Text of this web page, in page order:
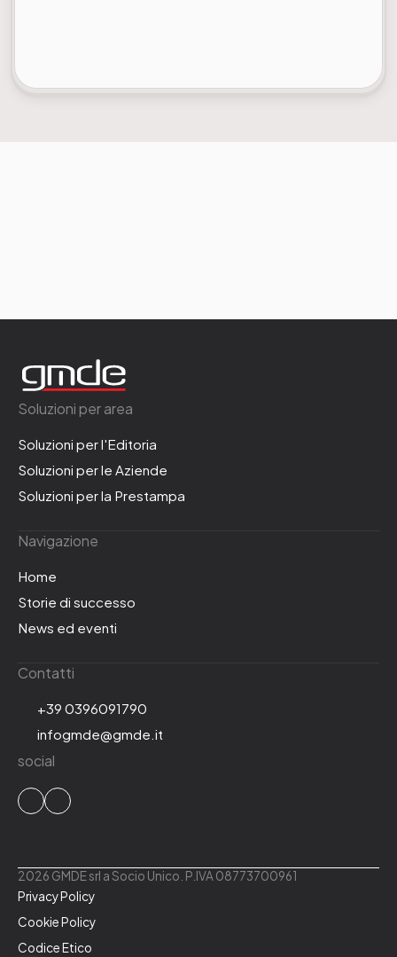
Soluzioni per area
Soluzioni per l'Editoria
Soluzioni per le Aziende
Soluzioni per la Prestampa
Navigazione
Home
Storie di successo
News ed eventi
Contatti
+39 0396091790
infogmde@gmde.it
social
2026 GMDE srl a Socio Unico. P.IVA 08773700961
Privacy Policy
Cookie Policy
Codice Etico